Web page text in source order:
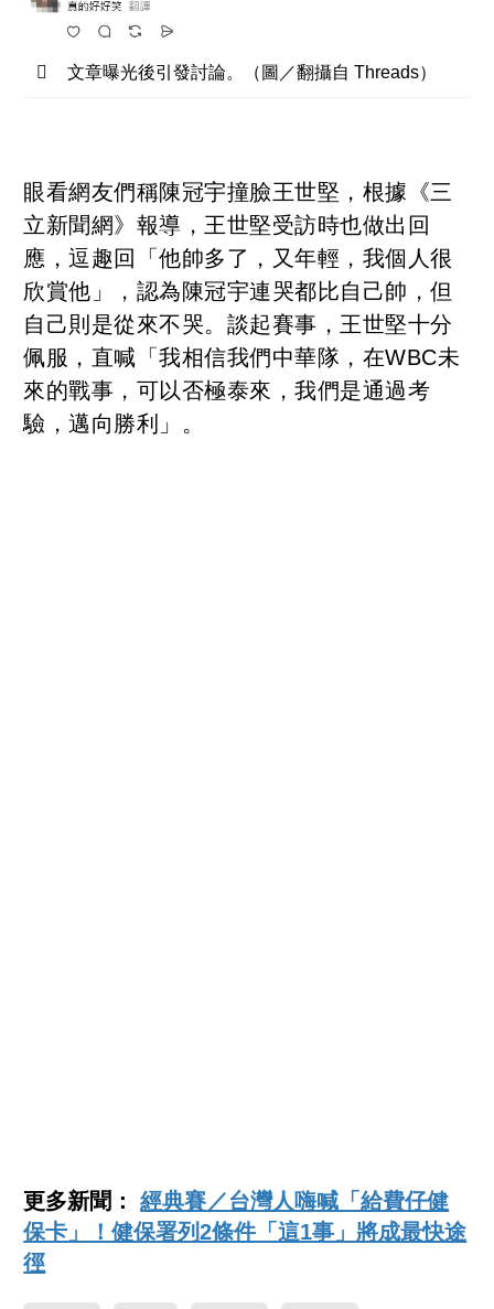
文章曝光後引發討論。（圖／翻攝自 Threads）
眼看網友們稱陳冠宇撞臉王世堅，根據《三
立新聞網》報導，王世堅受訪時也做出回
應，逗趣回「他帥多了，又年輕，我個人很
欣賞他」，認為陳冠宇連哭都比自己帥，但
自己則是從來不哭。談起賽事，王世堅十分
佩服，直喊「我相信我們中華隊，在WBC未
來的戰事，可以否極泰來，我們是通過考
驗，邁向勝利」。
更多新聞：經典賽／台灣人嗨喊「給費仔健
保卡」！健保署列2條件「這1事」將成最快途
徑